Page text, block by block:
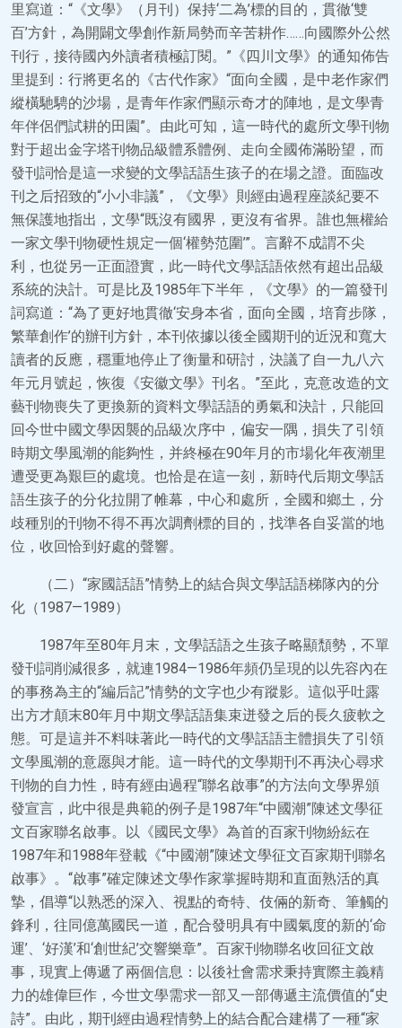
里寫道：“《文學》（月刊）保持‘二為’標的目的，貫徹‘雙
百’方針，為開闢文學創作新局勢而辛苦耕作……向國際外公然
刊行，接待國內外讀者積極訂閱。”《四川文學》的通知佈告
里提到：行將更名的《古代作家》“面向全國，是中老作家們
縱橫馳騁的沙場，是青年作家們顯示奇才的陣地，是文學青
年伴侶們試耕的田園”。由此可知，這一時代的處所文學刊物
對于超出金字塔刊物品級體系體例、走向全國佈滿盼望，而
發刊詞恰是這一求變的文學話語生孩子的在場之證。面臨改
刊之后招致的“小小非議”，《文學》則經由過程座談紀要不
無保護地指出，文學“既沒有國界，更沒有省界。誰也無權給
一家文學刊物硬性規定一個‘權勢范圍’”。言辭不成謂不尖
利，也從另一正面證實，此一時代文學話語依然有超出品級
系統的決計。可是比及1985年下半年，《文學》的一篇發刊
詞寫道：“為了更好地貫徹‘安身本省，面向全國，培育步隊，
繁華創作’的辦刊方針，本刊依據以後全國期刊的近況和寬大
讀者的反應，穩重地停止了衡量和研討，決議了自一九八六
年元月號起，恢復《安徽文學》刊名。”至此，克意改造的文
藝刊物喪失了更換新的資料文學話語的勇氣和決計，只能回
回今世中國文學因襲的品級次序中，偏安一隅，損失了引領
時期文學風潮的能夠性，并終極在90年月的市場化年夜潮里
遭受更為艱巨的處境。也恰是在這一刻，新時代后期文學話
語生孩子的分化拉開了帷幕，中心和處所，全國和鄉土，分
歧種別的刊物不得不再次調劑標的目的，找準各自妥當的地
位，收回恰到好處的聲響。
（二）“家國話語”情勢上的結合與文學話語梯隊內的分
化（1987—1989）
1987年至80年月末，文學話語之生孩子略顯頹勢，不單
發刊詞削減很多，就連1984—1986年頻仍呈現的以先容內在
的事務為主的“編后記”情勢的文字也少有蹤影。這似乎吐露
出方才顛末80年月中期文學話語集束迸發之后的長久疲軟之
態。可是這并不料味著此一時代的文學話語主體損失了引領
文學風潮的意愿與才能。這一時代的文學期刊不再決心尋求
刊物的自力性，時有經由過程“聯名啟事”的方法向文學界頒
發宣言，此中很是典範的例子是1987年“中國潮”陳述文學征
文百家聯名啟事。以《國民文學》為首的百家刊物紛紜在
1987年和1988年登載《“中國潮”陳述文學征文百家期刊聯名
啟事》。“啟事”確定陳述文學作家掌握時期和直面熟活的真
摯，倡導“以熟悉的深入、視點的奇特、伎倆的新奇、筆觸的
鋒利，往同億萬國民一道，配合發明具有中國氣度的新的‘命
運’、‘好漢’和‘創世紀’交響樂章”。百家刊物聯名收回征文啟
事，現實上傳遞了兩個信息：以後社會需求秉持實際主義精
力的雄偉巨作，今世文學需求一部又一部傳遞主流價值的“史
詩”。由此，期刊經由過程情勢上的結合配合建構了一種“家